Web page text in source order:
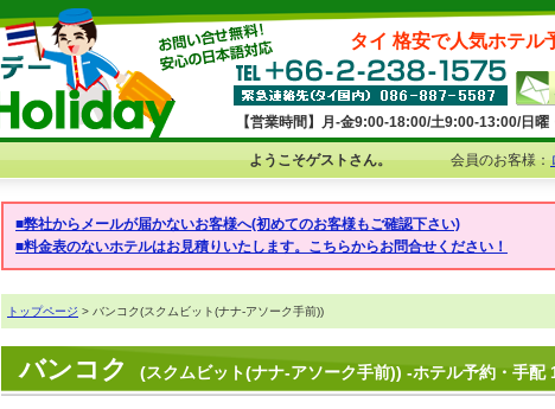
タイ 格安で人気ホテル
【営業時間】月-金9:00-18:00/土9:00-13:00/日曜
ようこそゲストさん。 会員のお客様：
■弊社からメールが届かないお客様へ(初めてのお客様もご確認下さい)
■料金表のないホテルはお見積りいたします。こちらからお問合せください！
トップページ > バンコク(スクムビット(ナナ-アソーク手前))
バンコク (スクムビット(ナナ-アソーク手前)) -ホテル予約・手配